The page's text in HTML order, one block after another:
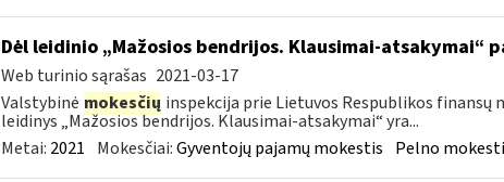
Dėl leidinio „Mažosios bendrijos. Klausimai-atsakymai“
Web turinio sąrašas 2021-03-17
Valstybinė mokesčių inspekcija prie Lietuvos Respublikos finansų
leidinys „Mažosios bendrijos. Klausimai-atsakymai“ yra...
Metai: 2021 Mokesčiai:Gyventojų pajamų mokestis Pelno